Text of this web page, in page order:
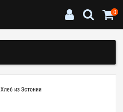
0
Хлеб из Эстонии